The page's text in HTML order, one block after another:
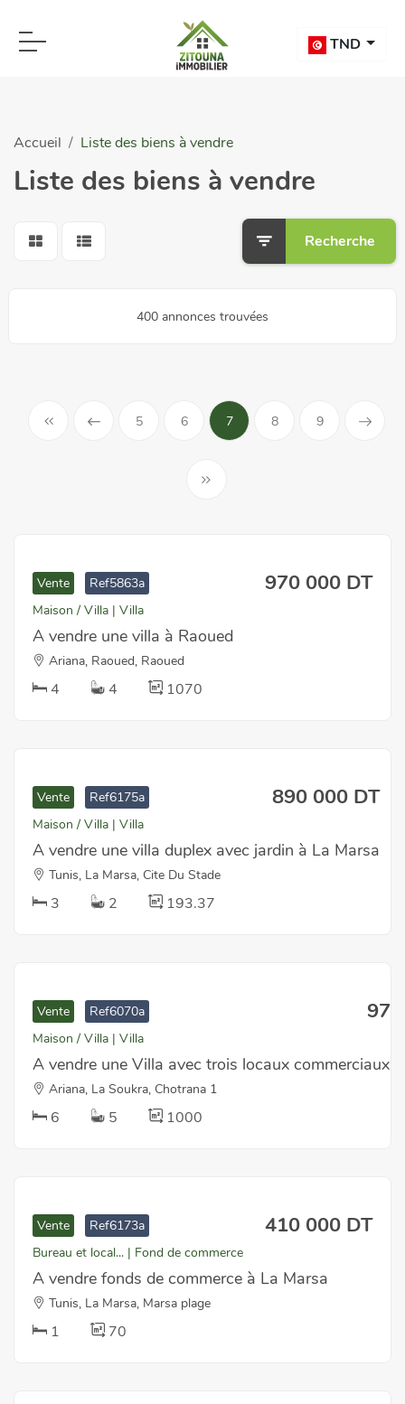
TND
Accueil Liste des biens à vendre
Liste des biens à vendre
Recherche
400 annonces trouvées
5 6 7 8 9
Vente Ref5863a 970 000 DT
Maison / Villa | Villa
A vendre une villa à Raoued
Ariana, Raoued, Raoued
4 4 1070
Vente Ref6175a 890 000 DT
Maison / Villa | Villa
A vendre une villa duplex avec jardin à La Marsa
Tunis, La Marsa, Cite Du Stade
3 2 193.37
Vente Ref6070a
Maison / Villa | Villa
A vendre une Villa avec trois locaux commerciaux
Ariana, La Soukra, Chotrana 1
6 5 1000
Vente Ref6173a 410 000 DT
Bureau et local... | Fond de commerce
A vendre fonds de commerce à La Marsa
Tunis, La Marsa, Marsa plage
1 70